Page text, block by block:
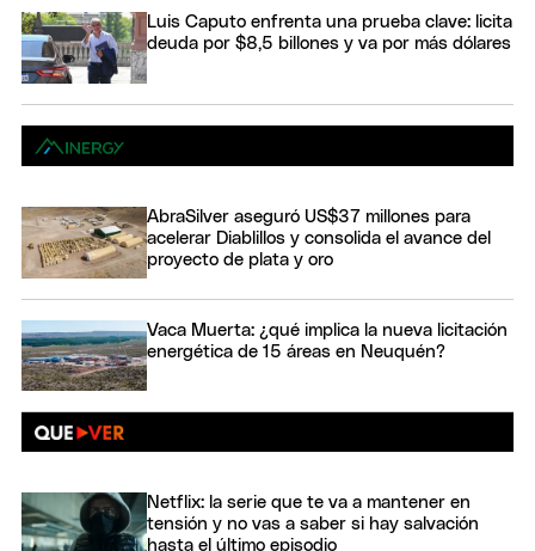
Luis Caputo enfrenta una prueba clave: licita
deuda por $8,5 billones y va por más dólares
AbraSilver aseguró US$37 millones para
acelerar Diablillos y consolida el avance del
proyecto de plata y oro
Vaca Muerta: ¿qué implica la nueva licitación
energética de 15 áreas en Neuquén?
Netflix: la serie que te va a mantener en
tensión y no vas a saber si hay salvación
hasta el último episodio